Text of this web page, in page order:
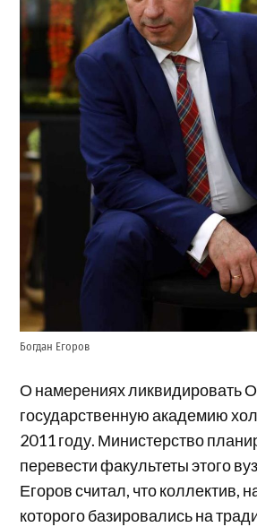
Богдан Егоров
О намерениях ликвидировать
государственную академию
2011 году. Министерство
перевести факультеты этого
Егоров считал, что коллектив,
которого базировались на